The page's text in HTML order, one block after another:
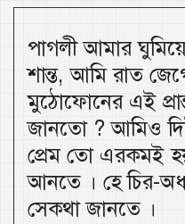
পাগলী আমার
শান্ত, আমি রাত
মুঠোফোনের এই
জানতো ? আমিও
প্রেম তো এরকমই
আনতে । হে চির-
সেকথা জানতে ।